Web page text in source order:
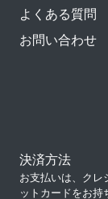
よくある質問
お問い合わせ
決済方法
お支払いは、クレ
ットカードをお持